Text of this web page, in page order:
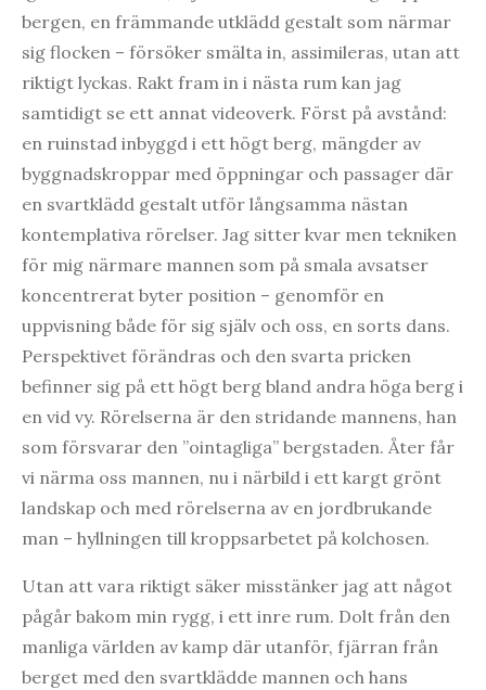
bergen, en främmande utklädd gestalt som närmar
sig flocken – försöker smälta in, assimileras, utan att
riktigt lyckas. Rakt fram in i nästa rum kan jag
samtidigt se ett annat videoverk. Först på avstånd:
en ruinstad inbyggd i ett högt berg, mängder av
byggnadskroppar med öppningar och passager där
en svartklädd gestalt utför långsamma nästan
kontemplativa rörelser. Jag sitter kvar men tekniken
för mig närmare mannen som på smala avsatser
koncentrerat byter position – genomför en
uppvisning både för sig själv och oss, en sorts dans.
Perspektivet förändras och den svarta pricken
befinner sig på ett högt berg bland andra höga berg i
en vid vy. Rörelserna är den stridande mannens, han
som försvarar den ”ointagliga” bergstaden. Åter får
vi närma oss mannen, nu i närbild i ett kargt grönt
landskap och med rörelserna av en jordbrukande
man – hyllningen till kroppsarbetet på kolchosen.
Utan att vara riktigt säker misstänker jag att något
pågår bakom min rygg, i ett inre rum. Dolt från den
manliga världen av kamp där utanför, fjärran från
berget med den svartklädde mannen och hans